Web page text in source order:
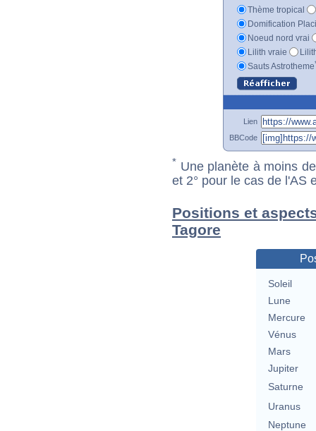
Thème tropical
Domification
Noeud nord vrai
Lilith vraie
Sauts Astrotheme
Lien
BBCode
* Une planète à moins
et 2° pour le cas de l'AS
Positions et
Tagore
Soleil
Lune
Mercure
Vénus
Mars
Jupiter
Saturne
Uranus
Neptune